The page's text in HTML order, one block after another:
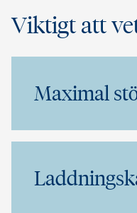
Viktigt att
Maximal